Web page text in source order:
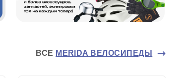
ВСЕ MERIDA ВЕЛОСИПЕДЫ